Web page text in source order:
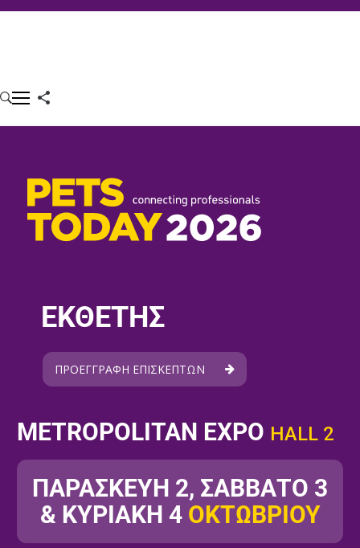
ΕΚΘΕΤΗΣ
ΠΡΟΕΓΓΡΑΦΗ ΕΠΙΣΚΕΠΤΩΝ
METROPOLITAN EXPO HALL 2
ΠΑΡΑΣΚΕΥΗ 2, ΣΑΒΒΑΤΟ 3
& ΚΥΡΙΑΚΗ 4ΟΚΤΩΒΡΙΟΥ